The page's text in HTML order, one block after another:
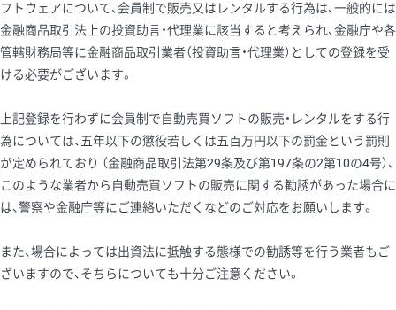
フトウェアについて、会員制で販売又はレンタルする行為は、一般的には
金融商品取引法上の投資助言・代理業に該当すると考えられ、金融庁や各
管轄財務局等に金融商品取引業者（投資助言・代理業）としての登録を受
ける必要がございます。
上記登録を行わずに会員制で自動売買ソフトの販売・レンタルをする行
為については、五年以下の懲役若しくは五百万円以下の罰金という罰則
が定められており （金融商品取引法第29条及び第197条の2第10の4号）、
このような業者から自動売買ソフトの販売に関する勧誘があった場合に
は、警察や金融庁等にご連絡いただくなどのご対応をお願いします。
また、場合によっては出資法に抵触する態様での勧誘等を行う業者もご
ざいますので、そちらについても十分ご注意ください。